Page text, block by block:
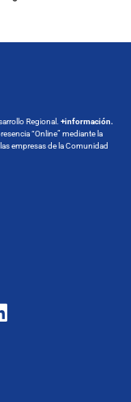
Regional. +información.
“Online” mediante la
empresas de la Comunidad